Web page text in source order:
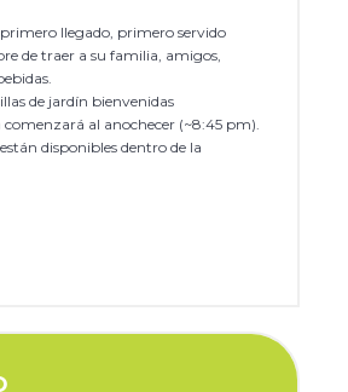
primero llegado, primero servido
de traer a su familia, amigos,
de jardín bienvenidas
comenzará al anochecer (~8:45 pm).
disponibles dentro de la